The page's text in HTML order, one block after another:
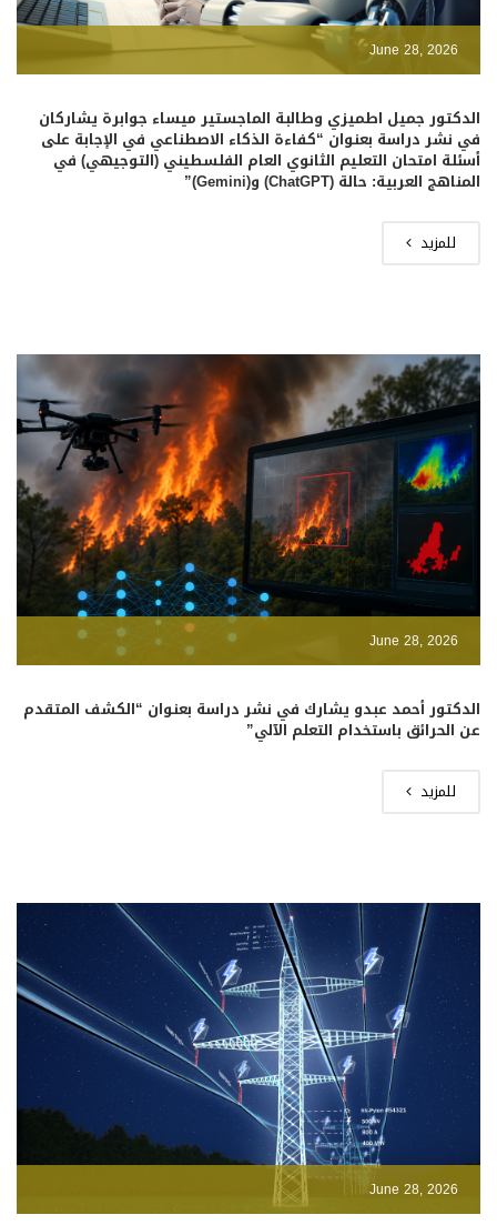
June 28, 2026
الدكتور جميل اطميزي وطالبة الماجستير ميساء جوابرة يشاركان
في نشر دراسة بعنوان “كفاءة الذكاء الاصطناعي في الإجابة على
أسئلة امتحان التعليم الثانوي العام الفلسطيني (التوجيهي) في
المناهج العربية: حالة (ChatGPT) و(Gemini)”
للمزيد
June 28, 2026
الدكتور أحمد عبدو يشارك في نشر دراسة بعنوان “الكشف المتقدم
عن الحرائق باستخدام التعلم الآلي”
للمزيد
June 28, 2026